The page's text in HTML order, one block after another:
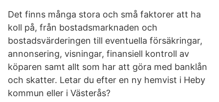
Det finns många stora och små faktorer att ha
koll på, från bostadsmarknaden och
bostadsvärderingen till eventuella försäkringar,
annonsering, visningar, finansiell kontroll av
köparen samt allt som har att göra med banklån
och skatter. Letar du efter en ny hemvist i Heby
kommun eller i Västerås?